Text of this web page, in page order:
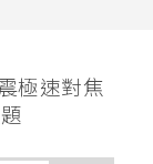
極速對焦